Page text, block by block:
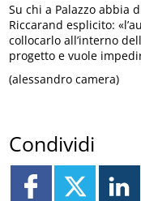
Su chi a Palazzo abbia
Riccarand esplicito:
collocarlo all’interno
progetto e vuole
(alessandro camera)
Condividi